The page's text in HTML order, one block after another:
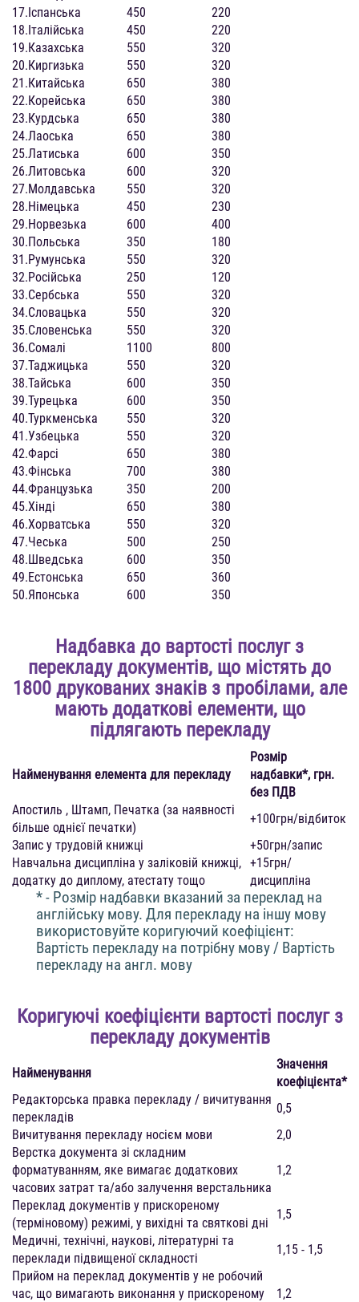
17.Іспанська 450
220
18.Італійська 450
220
19.Казахська 550
320
20.Киргизька 550
320
21.Китайська 650
380
22.Корейська 650
380
23.Курдська 650
380
24.Лаоська 650
380
25.Латиська 600
350
26.Литовська 600
320
27.Молдавська 550
320
28.Німецька 450
230
29.Норвезька 600
400
30.Польська 350
180
31.Румунська 550
320
32.Російська 250
120
33.Сербська 550
320
34.Словацька 550
320
35.Словенська 550
320
36.Сомалі 1100
800
37.Таджицька 550
320
38.Тайська 600
350
39.Турецька 600
350
40.Туркменська 550
320
41.Узбецька 550
320
42.Фарсі 650
380
43.Фінська 700
380
44.Французька 350
200
45.Хінді 650
380
46.Хорватська 550
320
47.Чеська 500
250
48.Шведська 600
350
49.Естонська 650
360
50.Японська 600 350
Надбавка до вартості послуг з
перекладу документів, що містять до
1800 друкованих знаків з пробілами, але
мають додаткові елементи, що
підлягають перекладу
Найменування елемента для перекладу
Розмір
надбавки*, грн.
без ПДВ
Апостиль , Штамп, Печатка (за наявності
більше однієї печатки)
+100грн/відбиток
Запис у трудовій книжці
+50грн/запис
Навчальна дисципліна у заліковій книжці,
додатку до диплому, атестату тощо
+15грн/
дисципліна
* - Розмір надбавки вказаний за переклад на
англійську мову. Для перекладу на іншу мову
використовуйте коригуючий коефіцієнт:
Вартість перекладу на потрібну мову / Вартість
перекладу на англ. мову
Коригуючі коефіцієнти вартості послуг з
перекладу документів
Найменування
Значення
коефіцієнта*
Редакторська правка перекладу / вичитування
перекладів
0,5
Вичитування перекладу носієм мови
2,0
Верстка документа зі складним
форматуванням, яке вимагає додаткових
часових затрат та/або залучення верстальника
1,2
Переклад документів у прискореному
(терміновому) режимі, у вихідні та святкові дні
1,5
Медичні, технічні, наукові, літературні та
переклади підвищеної складності
1,15 - 1,5
Прийом на переклад документів у не робочий
час, що вимагають виконання у прискореному
1,2